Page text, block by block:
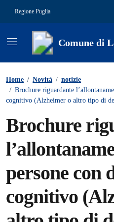
Regione Puglia
Comune di
Home / Novità / notizie
/ Brochure riguardante
cognitivo (Alzheimer o altro tipo di
Brochure
persone con
cognitivo